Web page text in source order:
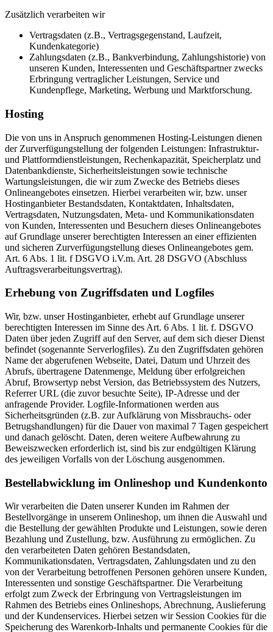
Zusätzlich verarbeiten wir
Vertragsdaten (z.B., Vertragsgegenstand, Laufzeit,
Kundenkategorie)
Zahlungsdaten (z.B., Bankverbindung, Zahlungshistorie) von
unseren Kunden, Interessenten und Geschäftspartner zwecks
Erbringung vertraglicher Leistungen, Service und
Kundenpflege, Marketing, Werbung und Marktforschung.
Hosting
Die von uns in Anspruch genommenen Hosting-Leistungen dienen
der Zurverfügungstellung der folgenden Leistungen: Infrastruktur-
und Plattformdienstleistungen, Rechenkapazität, Speicherplatz und
Datenbankdienste, Sicherheitsleistungen sowie technische
Wartungsleistungen, die wir zum Zwecke des Betriebs dieses
Onlineangebotes einsetzen. Hierbei verarbeiten wir, bzw. unser
Hostinganbieter Bestandsdaten, Kontaktdaten, Inhaltsdaten,
Vertragsdaten, Nutzungsdaten, Meta- und Kommunikationsdaten
von Kunden, Interessenten und Besuchern dieses Onlineangebotes
auf Grundlage unserer berechtigten Interessen an einer effizienten
und sicheren Zurverfügungstellung dieses Onlineangebotes gem.
Art. 6 Abs. 1 lit. f DSGVO i.V.m. Art. 28 DSGVO (Abschluss
Auftragsverarbeitungsvertrag).
Erhebung von Zugriffsdaten und Logfiles
Wir, bzw. unser Hostinganbieter, erhebt auf Grundlage unserer
berechtigten Interessen im Sinne des Art. 6 Abs. 1 lit. f. DSGVO
Daten über jeden Zugriff auf den Server, auf dem sich dieser Dienst
befindet (sogenannte Serverlogfiles). Zu den Zugriffsdaten gehören
Name der abgerufenen Webseite, Datei, Datum und Uhrzeit des
Abrufs, übertragene Datenmenge, Meldung über erfolgreichen
Abruf, Browsertyp nebst Version, das Betriebssystem des Nutzers,
Referrer URL (die zuvor besuchte Seite), IP-Adresse und der
anfragende Provider. Logfile-Informationen werden aus
Sicherheitsgründen (z.B. zur Aufklärung von Missbrauchs- oder
Betrugshandlungen) für die Dauer von maximal 7 Tagen gespeichert
und danach gelöscht. Daten, deren weitere Aufbewahrung zu
Beweiszwecken erforderlich ist, sind bis zur endgültigen Klärung
des jeweiligen Vorfalls von der Löschung ausgenommen.
Bestellabwicklung im Onlineshop und Kundenkonto
Wir verarbeiten die Daten unserer Kunden im Rahmen der
Bestellvorgänge in unserem Onlineshop, um ihnen die Auswahl und
die Bestellung der gewählten Produkte und Leistungen, sowie deren
Bezahlung und Zustellung, bzw. Ausführung zu ermöglichen. Zu
den verarbeiteten Daten gehören Bestandsdaten,
Kommunikationsdaten, Vertragsdaten, Zahlungsdaten und zu den
von der Verarbeitung betroffenen Personen gehören unsere Kunden,
Interessenten und sonstige Geschäftspartner. Die Verarbeitung
erfolgt zum Zweck der Erbringung von Vertragsleistungen im
Rahmen des Betriebs eines Onlineshops, Abrechnung, Auslieferung
und der Kundenservices. Hierbei setzen wir Session Cookies für die
Speicherung des Warenkorb-Inhalts und permanente Cookies für die